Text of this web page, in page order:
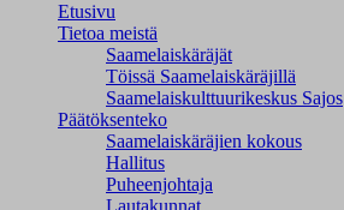
Etusivu
Tietoa meistä
Saamelaiskäräjät
Töissä Saamelaiskäräjillä
Saamelaiskulttuuri­keskus Sajos
Päätöksenteko
Saamelaiskäräjien kokous
Hallitus
Puheenjohtaja
Lautakunnat